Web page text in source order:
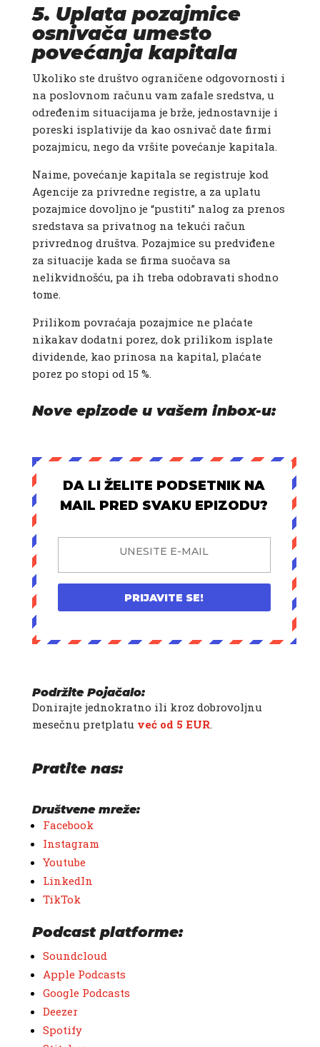
5. Uplata pozajmice
osnivača umesto
povećanja kapitala
Ukoliko ste društvo ograničene odgovornosti i
na poslovnom računu vam zafale sredstva, u
određenim situacijama je brže, jednostavnije i
poreski isplativije da kao osnivač date firmi
pozajmicu, nego da vršite povećanje kapitala.
Naime, povećanje kapitala se registruje kod
Agencije za privredne registre, a za uplatu
pozajmice dovoljno je “pustiti” nalog za prenos
sredstava sa privatnog na tekući račun
privrednog društva. Pozajmice su predviđene
za situacije kada se firma suočava sa
nelikvidnošću, pa ih treba odobravati shodno
tome.
Prilikom povraćaja pozajmice ne plaćate
nikakav dodatni porez, dok prilikom isplate
dividende, kao prinosa na kapital, plaćate
porez po stopi od 15 %.
Nove epizode u vašem inbox-u:
DA LI ŽELITE PODSETNIK NA
MAIL PRED SVAKU EPIZODU?
PRIJAVITE SE!
Podržite Pojačalo:
Donirajte jednokratno ili kroz dobrovoljnu
mesečnu pretplatu već od 5 EUR.
Pratite nas:
Društvene mreže:
Facebook
Instagram
Youtube
LinkedIn
TikTok
Podcast platforme:
Soundcloud
Apple Podcasts
Google Podcasts
Deezer
Spotify